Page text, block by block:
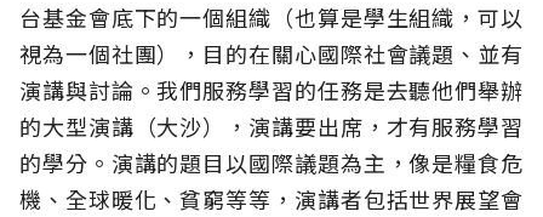
台基金會底下的一個組織（也算是學生組織，可以
視為一個社團），目的在關心國際社會議題、並有
演講與討論。我們服務學習的任務是去聽他們舉辦
的大型演講（大沙），演講要出席，才有服務學習
的學分。演講的題目以國際議題為主，像是糧食危
機、全球暖化、貧窮等等，演講者包括世界展望會